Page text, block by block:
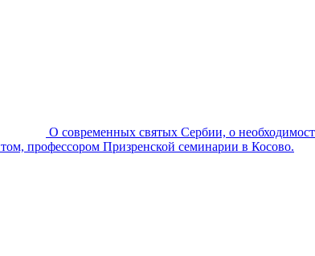
О современных святых Сербии, о
профессором Призренской семинарии в Косово.